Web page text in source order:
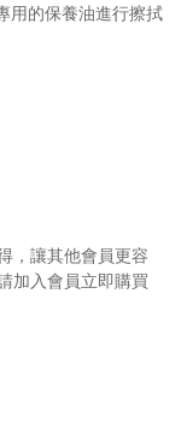
用的保養油進行擦拭
，讓其他會員更容
加入會員立即購買